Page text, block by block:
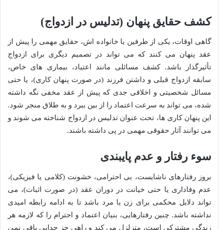
کشف حقایق پنهان (تدلیس در ازدواج)
گاهی اوقات، یکی از طرفین یا خانواده اش، حقایق مهمی را پیش از
عقد پنهان می کنند که می تواند در تصمیم دیگری برای ازدواج
تأثیرگذار باشد. کشف مسائلی مانند اعتیاد، بیماری های خاص،
سابقه ازدواج قبلی و داشتن فرزند (در صورت پنهان کاری)، یا حتی
مسائل شخصیتی و اخلاقی جدی که پیش از عقد مخفی نگه داشته
شده، می تواند به سرعت اعتماد را از بین ببرد و به طلاق منجر شود.
این پنهان کاری ها، تحت عنوان تدلیس در ازدواج شناخته می شوند و
می توانند آثار حقوقی مهمی در پی داشته باشند.
سوء رفتار و عدم پایبندی
بروز رفتارهای ناشایست، بی احترامی، خشونت (کلامی یا فیزیکی)،
عدم وفاداری یا حتی خیانت در دوران عقد (در صورت اثبات)، می
تواند دلایل محکمی برای زن یا مرد باشد تا به ادامه رابطه امیدی
نداشته باشد. چنین رفتارهایی، بنیان اعتماد و احترام را که لازمه هر
زندگی مشترکی است، متزلزل می کند و راهی جز جدایی باقی نمی